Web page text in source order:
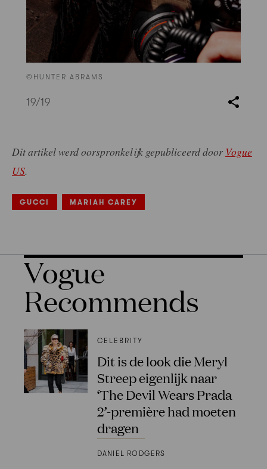
©HUNTER ABRAMS
19/19
Dit artikel werd oorspronkelijk gepubliceerd door Vogue
US.
GUCCI MARIAH CAREY
Vogue
Recommends
CELEBRITY
Dit is de look die Meryl
Streep eigenlijk naar
‘The Devil Wears Prada
2’-première had moeten
dragen
DANIEL RODGERS